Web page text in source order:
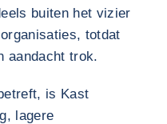
buiten het vizier
totdat
aandacht trok.
is Kast
lagere